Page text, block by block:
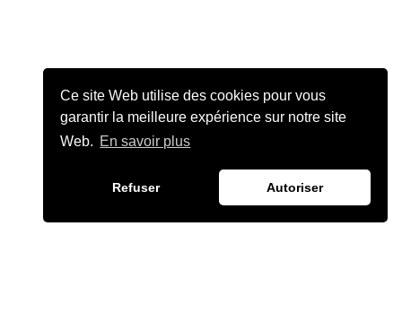
Ce site Web utilise des cookies pour vous
garantir la meilleure expérience sur notre site
Web. En savoir plus
Refuser Autoriser